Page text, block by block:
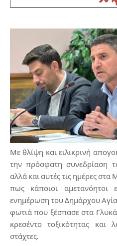
Με θλίψη και ειλικρινή
την πρόσφατη συνεδρίαση
αλλά και αυτές τις ημέρες
πως κάποιοι αμετανόητοι
ενημέρωση του Δημάρχου
φωτιά που ξέσπασε στα
κρεσέντο τοξικότητας και
στάχτες.